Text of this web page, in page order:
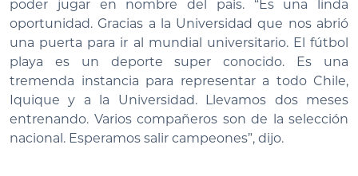
poder jugar en nombre del país. “Es una linda
oportunidad. Gracias a la Universidad que nos abrió
una puerta para ir al mundial universitario. El fútbol
playa es un deporte super conocido. Es una
tremenda instancia para representar a todo Chile,
Iquique y a la Universidad. Llevamos dos meses
entrenando. Varios compañeros son de la selección
nacional. Esperamos salir campeones”, dijo.